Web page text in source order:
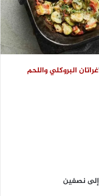
غراتان البروكلي واللحم